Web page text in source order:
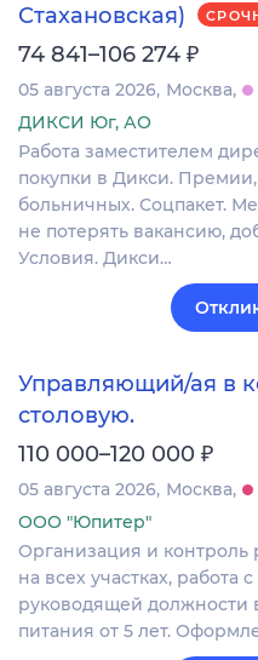
Стахановская)
74 841–106 274 ₽
05 августа 2026 Москва
ДИКСИ Юг, АО
Работа заместителем
покупки в Дикси. Премии,
больничных. Соцпакет.
не потерять вакансию,
Условия. Дикси…
Управляющий/ая в
столовую.
110 000–120 000 ₽
05 августа 2026 Москва
ООО "Юпитер"
Организация и контроль
на всех участках, работа
руководящей должности
питания от 5 лет.